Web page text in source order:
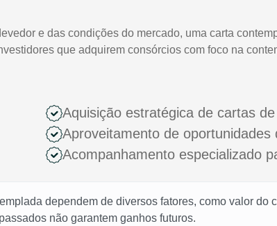
e das condições do mercado, uma carta
que adquirem consórcios com foco na
Aquisição estratégica de cartas
Aproveitamento de oportunidades
Acompanhamento especializado
dependem de diversos fatores, como valor do
não garantem ganhos futuros.